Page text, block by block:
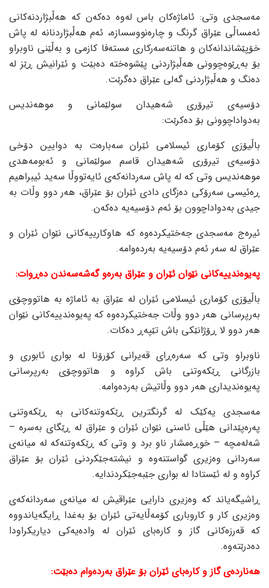
مەسجدی وتی: ئاماژەکان باس لەوە دەکەن کە هەڵبژاردنەکانی
ئەمساڵی عێراق گرنگ و چارەنووسسازە، ئەم هەڵبژاردنانە لە پاش
خۆپێشاندانەکان و هاتنەسەرکاری مستەفا کازمی و بەڵێنی ناوبراو
بۆ بەڕێوەچوونی هەڵبژاردنی پێشوەختە دەبێت و ئێرانیش ڕێز لە
دەنگ و هەڵبژاردنی گەلی عێراق دەگرێت.
دۆسیەی تیرۆری شەهیدان سولێمانی و موهەندیس
بەدواداچوونی بۆ دەکرێت:
باڵیۆزی کۆماری ئیسلامی ئێران سەبارەت بە دوایین دۆخی
دۆسیەی تیرۆری شەهیدان قاسم سولێمانی و ئەبومەهدی
موهەندیس وتی کە لە پاش سەردانەکەی ئایەتووڵا سەید ئیبراهیم
ڕەئیسی سەرۆکی دەزگای دادی ئێران بۆ عێراق، هەر دوو وڵات بە
جیدی بەدواداچوون بۆ ئەم دۆسیەیە دەکەن.
ئیرەج مەسجدی جەختیکردەوە کە هاوکارییەکانی نێوان ئێران و
عێراق لە سەر ئەم دۆسیەیە بەردەوامە.
پەیوەندییەکانی نێوان ئێران و عێراق بەرەو گەشەسەندن دەڕوات:
باڵیۆزی کۆماری ئیسلامی ئێران لە عێراق بە ئاماژە بە هاتووچۆی
بەرپرسانی هەر دوو وڵات جەختیکردەوە کە پەیوەندییەکانی نێوان
هەر دوو لا ڕۆژانێکی باش تێپەڕ دەکات.
ناوبراو وتی کە سەرەڕای قەیرانی کۆرۆنا لە بواری ئابوری و
بازرگانی ڕێکەوتنی باش کراوە و هاتووچۆی بەرپرسانی
پەیوەندیداری هەر دوو وڵاتیش بەردەوامە.
مەسجدی یەکێک لە گرنگترین ڕێکەوتنەکانی بە ڕێکەوتنی
پەرەپێدانی هێڵی ئاسنی نێوان ئێران و عێراق لە ڕێگای بەسرە –
شەلەمچە – خوڕەمشار ناو برد و وتی کە ڕێکەوتنەکە لە میانەی
سەردانی وەزیری گواستنەوە و نیشتەجێکردنی ئێران بۆ عێراق
کراوە و لە ئێستادا لە بواری جێبەجێکردندایە.
ڕاشیگەیاند کە وەزیری دارایی عێراقیش لە میانەی سەردانەکەی
وەزیری کار و کاروباری کۆمەڵایەتی ئێران بۆ بەغدا ڕایگەیاندووە
کە قەرزەکانی گاز و کارەبای ئێران لە وادەیەکی دیاریکراودا
دەدرێتەوە.
هەناردەی گاز و کارەبای ئێران بۆ عێراق بەردەوام دەبێت: